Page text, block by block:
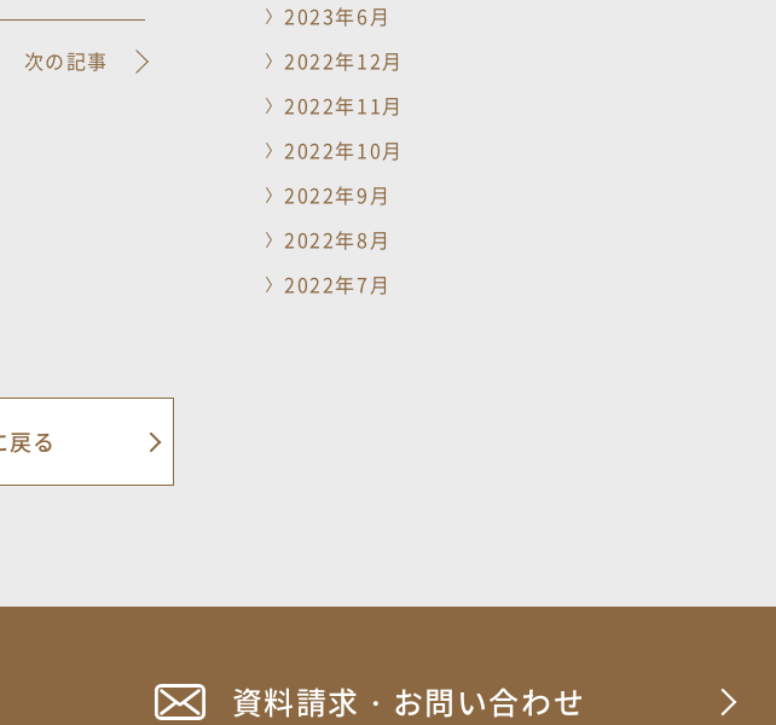
次の記事
2023年6月
2022年12月
2022年11月
2022年10月
2022年9月
2022年8月
2022年7月
戻る
資料請求・お問い合わせ